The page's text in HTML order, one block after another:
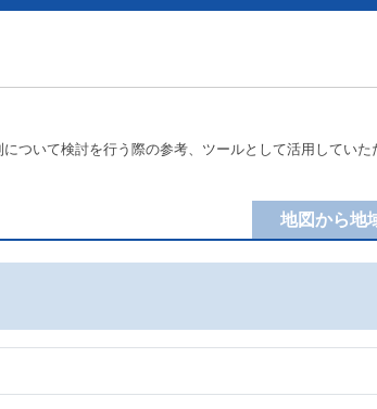
ついて検討を行う際の参考、ツールとして活用してい
地図から地